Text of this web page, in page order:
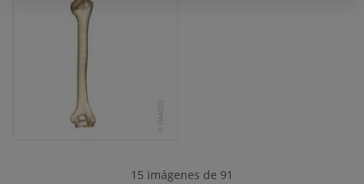
15 imágenes de 91